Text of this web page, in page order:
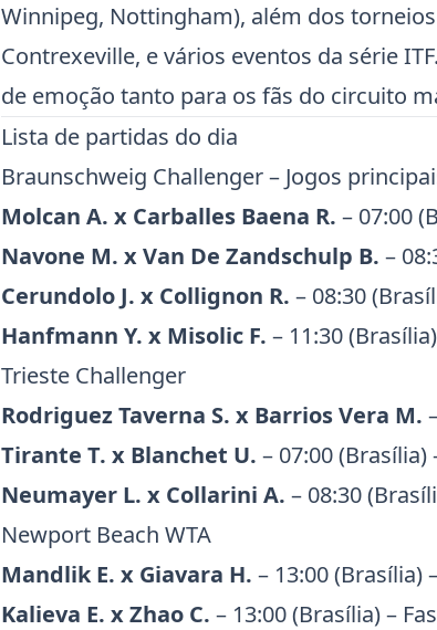
Winnipeg, Nottingham), além dos
Contrexeville, e vários eventos da sérieITF
de emoção tanto para os fãs do circuito
Lista de partidas do dia
Braunschweig Challenger– Jogos
Molcan A. x Carballes Baena R. – 07:00
Navone M. x Van De Zandschulp B. –
Cerundolo J. x Collignon R. – 08:30
Hanfmann Y. x Misolic F. – 11:30
Trieste Challenger
Rodriguez Taverna S. x Barrios Vera M.
Tirante T. x Blanchet U. – 07:00 (Brasília)
Neumayer L. x Collarini A. – 08:30
Newport Beach WTA
Mandlik E. x Giavara H. – 13:00 (Brasília)
Kalieva E. x Zhao C. – 13:00 (Brasília) –